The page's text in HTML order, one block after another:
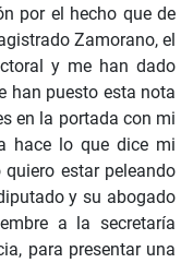
por el hecho que de
Zamorano, el
y me han dado
han puesto esta nota
en la portada con mi
hace lo que dice mi
estar peleando
y su abogado
a la secretaría
para presentar una